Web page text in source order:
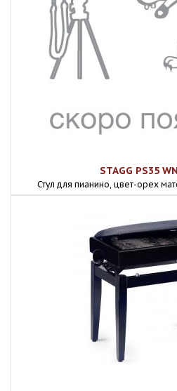
STAGG PS35
Стул для пианино, цвет-орех